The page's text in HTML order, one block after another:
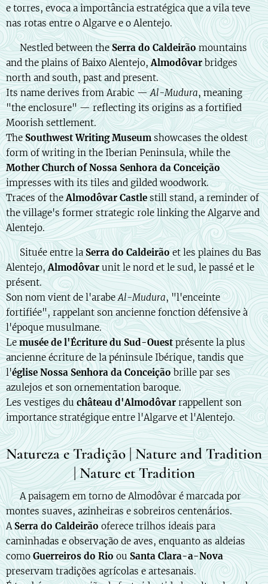
e torres, evoca a importância estratégica que a vila teve
nas rotas entre o Algarve e o Alentejo.
🇬🇧 Nestled between theSerra do Caldeirãomountains
and the plains of Baixo Alentejo,Almodôvar bridges
north and south, past and present.
Its name derives from Arabic —Al-Mudura, meaning
"the enclosure" — reflecting its origins as a fortified
Moorish settlement.
TheSouthwest Writing Museum showcases the oldest
form of writing in the Iberian Peninsula, while the
Mother Church of Nossa Senhora da Conceição
impresses with its tiles and gilded woodwork.
Traces of theAlmodôvar Castlestill stand, a reminder of
the village's former strategic role linking the Algarve and
Alentejo.
🇫🇷 Située entre laSerra do Caldeirãoet les plaines du Bas
Alentejo,Almodôvar unit le nord et le sud, le passé et le
présent.
Son nom vient de l'arabeAl-Mudura, "l'enceinte
fortifiée", rappelant son ancienne fonction défensive à
l'époque musulmane.
Lemusée de l'Écriture du Sud-Ouestprésente la plus
ancienne écriture de la péninsule Ibérique, tandis que
l'église Nossa Senhora da Conceiçãobrille par ses
azulejos et son ornementation baroque.
Les vestiges du château d'Almodôvarrappellent son
importance stratégique entre l'Algarve et l'Alentejo.
Natureza e Tradição | Nature and Tradition
| Nature et Tradition
🇵🇹 A paisagem em torno de Almodôvar é marcada por
montes suaves, azinheiras e sobreiros centenários.
ASerra do Caldeirão oferece trilhos ideais para
caminhadas e observação de aves, enquanto as aldeias
como Guerreiros do Rio ouSanta Clara-a-Nova
preservam tradições agrícolas e artesanais.